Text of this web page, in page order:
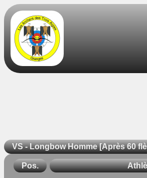
VS - Longbow Homme [Après 60
Pos.